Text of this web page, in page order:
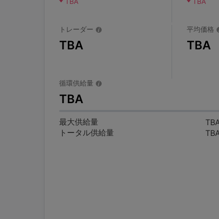
トレーダー
TBA
平均価格
TBA
循環供給量
TBA
最大供給量
トータル供給量